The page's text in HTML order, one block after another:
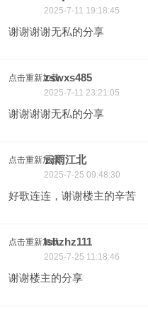
2025-7-11 19:18:45
谢谢谢谢无私的分享
点击重新加载zswxs485
2025-7-11 23:21:05
谢谢谢谢无私的分享
点击重新加载云雨江北
2025-7-25 09:48:30
好歌连连，谢谢楼主的辛苦
点击重新加载lshzhz111
2025-7-25 11:18:46
谢谢楼主的分享